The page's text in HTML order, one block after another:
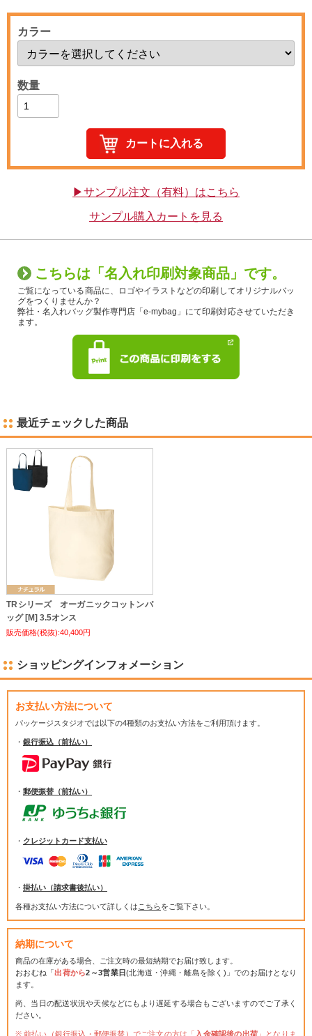
カラー
数量
▶サンプル注文（有料）はこちら
サンプル購入カートを見る
こちらは「名入れ印刷対象商品」です。
ご覧になっている商品に、ロゴやイラストなどの印刷してオリジナルバッ
グをつくりませんか？
弊社・名入れバッグ製作専門店「e-mybag」にて印刷対応させていただき
ます。
最近チェックした商品
TRシリーズ オーガニックコットンバ
ッグ [M] 3.5オンス
販売価格(税抜):40,400円
ショッピングインフォメーション
お支払い方法について
パッケージスタジオでは以下の4種類のお支払い方法をご利用頂けます。
・ 銀行振込（前払い）
・ 郵便振替（前払い）
・ クレジットカード支払い
・ 掛払い（請求書後払い）
各種お支払い方法について詳しくは こちらをご覧下さい。
納期について
商品の在庫がある場合、ご注文時の最短納期でお届け致します。
おおむね「出荷から2～3営業日(北海道・沖縄・離島を除く)」でのお届けとなり
ます。
尚、当日の配送状況や天候などにもより遅延する場合もございますのでご了承く
ださい。
前払い（銀行振込・郵便振替）でご注文の方は「 入金確認後の出荷 」となりま